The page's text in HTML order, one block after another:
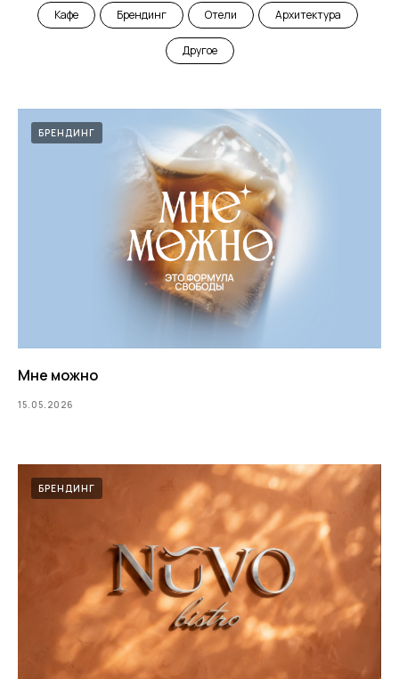
Кафе Брендинг Отели Архитектура
Другое
БРЕНДИНГ
Мне можно
15.05.2026
БРЕНДИНГ